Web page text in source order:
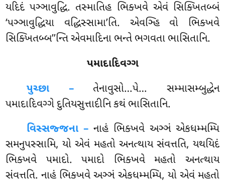
યદિદં પઞ્ઞાવુદ્ધિ. તસ્માતિહ ભિક્ખવે એવં સિક્ખિતબ્બં
‘પઞ્ઞાવુદ્ધિયા વદ્ધિસ્સામા’તિ. એવઞ્હિ વો ભિક્ખવે
સિક્ખિતબ્બ’’ન્તિ એવમાદિના ભન્તે ભગવતા ભાસિતાનિ.
પમાદાદિવગ્ગ
પુચ્છા –તેનાવુસો…પે… સમ્માસમ્બુદ્ધેન
પમાદાદિવગ્ગે દુતિયસુત્તાદીનિ કથં ભાસિતાનિ.
વિસ્સજ્જના –નાહં ભિક્ખવે અઞ્ઞં એકધમ્મમ્પિ
સમનુપસ્સામિ, યો એવં મહતો અનત્થાય સંવત્તતિ, યથયિદં
ભિક્ખવે પમાદો. પમાદો ભિક્ખવે મહતો અનત્થાય
સંવત્તતિ. નાહં ભિક્ખવે અઞ્ઞં એકધમ્મમ્પિ, યો એવં મહતો